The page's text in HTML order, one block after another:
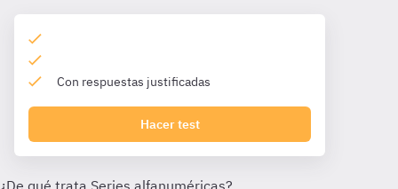
Con respuestas justificadas
Hacer test